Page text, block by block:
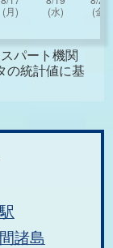
パート機関
の統計値に基
諸島